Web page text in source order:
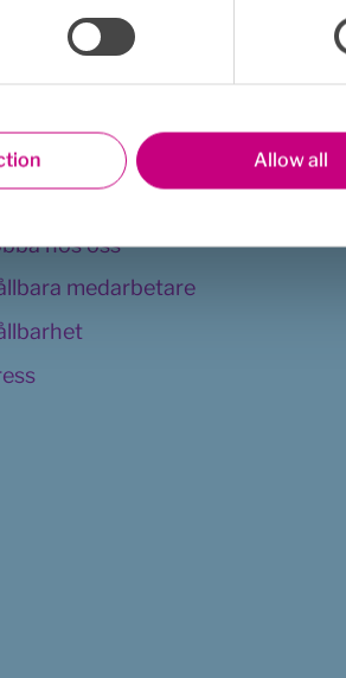
Allow all
Euro Accident
hos oss
medarbetare